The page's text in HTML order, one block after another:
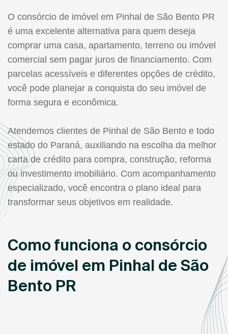
O consórcio de imóvel em Pinhal de São Bento PR
é uma excelente alternativa para quem deseja
comprar uma casa, apartamento, terreno ou imóvel
comercial sem pagar juros de financiamento. Com
parcelas acessíveis e diferentes opções de crédito,
você pode planejar a conquista do seu imóvel de
forma segura e econômica.
Atendemos clientes de Pinhal de São Bento e todo
estado do Paraná, auxiliando na escolha da melhor
carta de crédito para compra, construção, reforma
ou investimento imobiliário. Com acompanhamento
especializado, você encontra o plano ideal para
transformar seus objetivos em realidade.
Como funciona o consórcio
de imóvel em Pinhal de São
Bento PR